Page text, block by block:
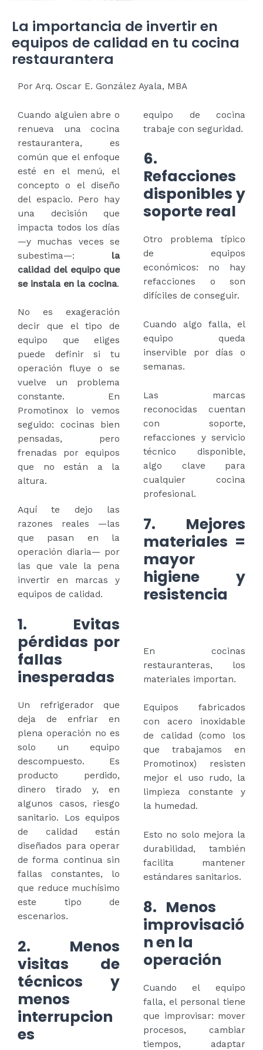
La importancia de invertir en
equipos de calidad en tu cocina
restaurantera
Por Arq. Oscar E. González Ayala, MBA
Cuando alguien abre o
renueva una cocina
restaurantera, es
común que el enfoque
esté en el menú, el
concepto o el diseño
del espacio. Pero hay
una decisión que
impacta todos los días
—y muchas veces se
subestima—: la
calidad del equipo que
se instala en la cocina.
No es exageración
decir que el tipo de
equipo que eliges
puede definir si tu
operación fluye o se
vuelve un problema
constante. En
Promotinox lo vemos
seguido: cocinas bien
pensadas, pero
frenadas por equipos
que no están a la
altura.
Aquí te dejo las
razones reales —las
que pasan en la
operación diaria— por
las que vale la pena
invertir en marcas y
equipos de calidad.
1. Evitas
pérdidas por
fallas
inesperadas
Un refrigerador que
deja de enfriar en
plena operación no es
solo un equipo
descompuesto. Es
producto perdido,
dinero tirado y, en
algunos casos, riesgo
sanitario. Los equipos
de calidad están
diseñados para operar
de forma continua sin
fallas constantes, lo
que reduce muchísimo
este tipo de
escenarios.
2. Menos
visitas de
técnicos y
menos
interrupcion
es
equipo de cocina
trabaje con seguridad.
6.
Refacciones
disponibles y
soporte real
Otro problema típico
de equipos
económicos: no hay
refacciones o son
difíciles de conseguir.
Cuando algo falla, el
equipo queda
inservible por días o
semanas.
Las marcas
reconocidas cuentan
con soporte,
refacciones y servicio
técnico disponible,
algo clave para
cualquier cocina
profesional.
7. Mejores
materiales =
mayor
higiene y
resistencia
En cocinas
restauranteras, los
materiales importan.
Equipos fabricados
con acero inoxidable
de calidad (como los
que trabajamos en
Promotinox) resisten
mejor el uso rudo, la
limpieza constante y
la humedad.
Esto no solo mejora la
durabilidad, también
facilita mantener
estándares sanitarios.
8. Menos
improvisació
n en la
operación
Cuando el equipo
falla, el personal tiene
que improvisar: mover
procesos, cambiar
tiempos, adaptar